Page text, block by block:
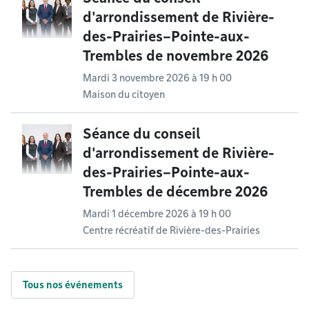
d'arrondissement de Rivière-
des-Prairies–Pointe-aux-
Trembles de novembre 2026
Mardi 3 novembre 2026 à 19 h 00
Maison du citoyen
Séance du conseil
d'arrondissement de Rivière-
des-Prairies–Pointe-aux-
Trembles de décembre 2026
Mardi 1 décembre 2026 à 19 h 00
Centre récréatif de Rivière-des-Prairies
Tous nos événements